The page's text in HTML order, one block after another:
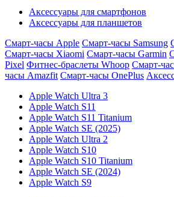
Аксессуары для смартфонов
Аксессуары для планшетов
Смарт-часы Apple Смарт-часы Samsung
Смарт-часы Xiaomi Смарт-часы Garmin
Pixel Фитнес-браслеты Whoop Смарт-
часы Amazfit Смарт-часы OnePlus
Apple Watch Ultra 3
Apple Watch S11
Apple Watch S11 Titanium
Apple Watch SE (2025)
Apple Watch Ultra 2
Apple Watch S10
Apple Watch S10 Titanium
Apple Watch SE (2024)
Apple Watch S9